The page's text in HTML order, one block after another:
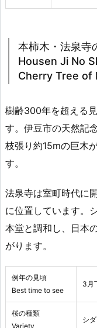
本柿木・法泉寺
Housen Ji No
Cherry Tree of
樹齢300年を超える
す。伊豆市の天然記
枝張り約15mの巨木
す。
法泉寺は室町時代に
に位置しています。
本堂と調和し、日本
がります。
例年の見頃
Best time to see
3月
桜の種類
Variety
シ